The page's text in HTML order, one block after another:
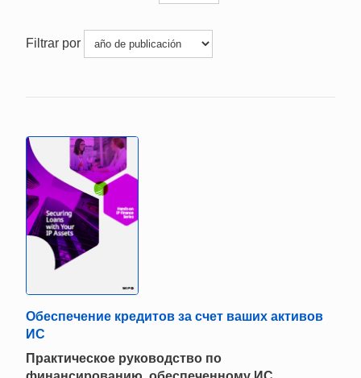
Filtrar por
Обеспечение кредитов за счет ваших активов
ИС
Практическое руководство по